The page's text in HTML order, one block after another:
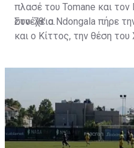
πλασέ του Tomane και τον
συνέχεια.
Στο 78’ ο Ndongala πήρε
και ο Κίττος, την θέση